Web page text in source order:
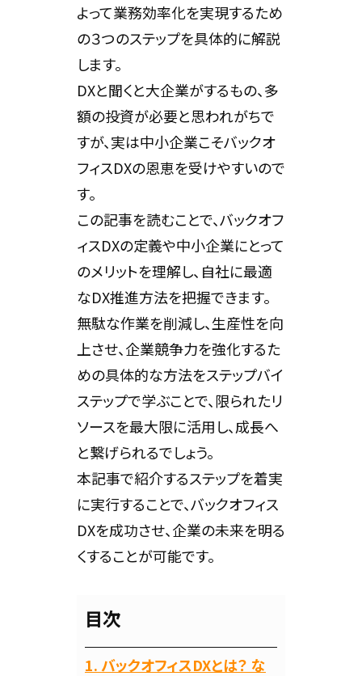
よって業務効率化を実現するため
の３つのステップを具体的に解説
します。
DXと聞くと大企業がするもの、多
額の投資が必要と思われがちで
すが、実は中小企業こそバックオ
フィスDXの恩恵を受けやすいので
す。
この記事を読むことで、バックオフ
ィスDXの定義や中小企業にとって
のメリットを理解し、自社に最適
なDX推進方法を把握できます。
無駄な作業を削減し、生産性を向
上させ、企業競争力を強化するた
めの具体的な方法をステップバイ
ステップで学ぶことで、限られたリ
ソースを最大限に活用し、成長へ
と繋げられるでしょう。
本記事で紹介するステップを着実
に実行することで、バックオフィス
DXを成功させ、企業の未来を明る
くすることが可能です。
目次
1. バックオフィスDXとは？ な